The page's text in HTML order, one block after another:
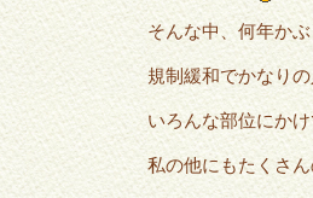
そんな中、何年か
規制緩和でかなり
いろんな部位にか
私の他にもたくさ